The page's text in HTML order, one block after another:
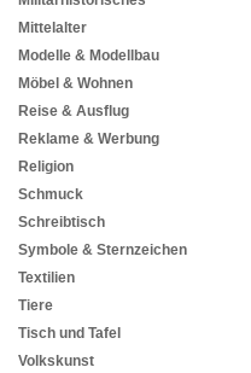
Mittelalter
Modelle & Modellbau
Möbel & Wohnen
Reise & Ausflug
Reklame & Werbung
Religion
Schmuck
Schreibtisch
Symbole & Sternzeichen
Textilien
Tiere
Tisch und Tafel
Volkskunst